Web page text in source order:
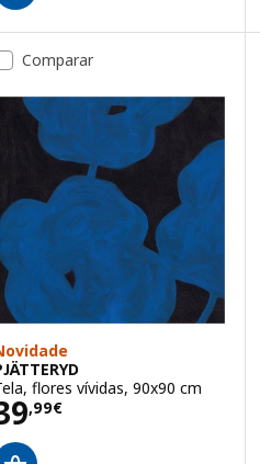
Comparar
flores vívidas, 90x90 cm
,99€ 39,99€